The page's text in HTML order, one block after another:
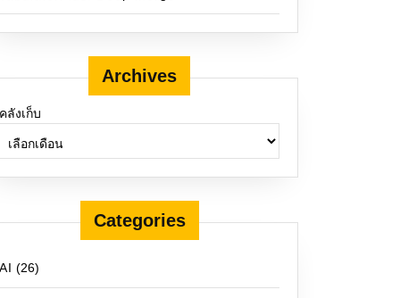
Archives
คลังเก็บ
Categories
AI (26)